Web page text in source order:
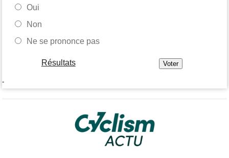
Oui
Non
Ne se prononce pas
Résultats
-